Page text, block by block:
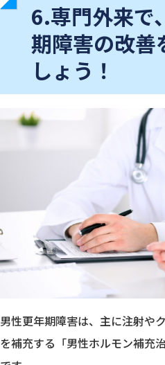
6.専門外来で
期障害の改善
しょう！
男性更年期障害は、主に注射や
を補充する「男性ホルモン補充